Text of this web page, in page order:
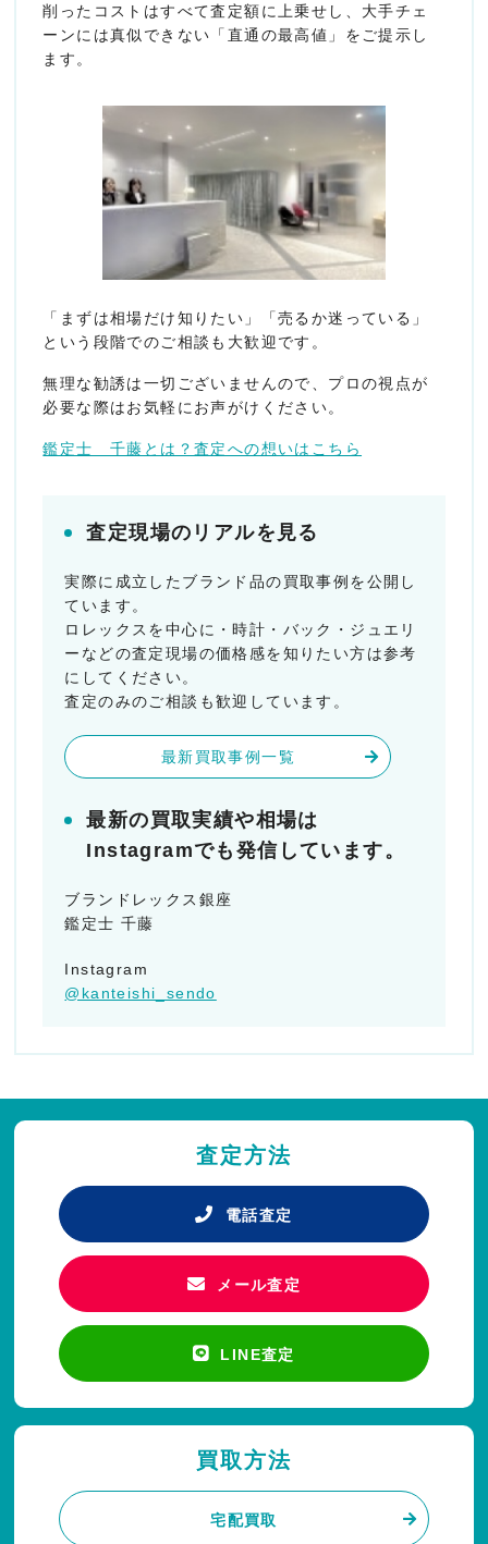
削ったコストはすべて査定額に上乗せし、大手チェ
ーンには真似できない「直通の最高値」をご提示し
ます。
「まずは相場だけ知りたい」「売るか迷っている」
という段階でのご相談も大歓迎です。
無理な勧誘は一切ございませんので、プロの視点が
必要な際はお気軽にお声がけください。
鑑定士 千藤とは？査定への想いはこちら
査定現場のリアルを見る
実際に成立したブランド品の買取事例を公開し
ています。
ロレックスを中心に・時計・バック・ジュエリ
ーなどの査定現場の価格感を知りたい方は参考
にしてください。
査定のみのご相談も歓迎しています。
最新買取事例一覧
最新の買取実績や相場は
Instagramでも発信しています。
ブランドレックス銀座
鑑定士 千藤
Instagram
@kanteishi_sendo
査定方法
電話査定
メール査定
LINE査定
買取方法
宅配買取